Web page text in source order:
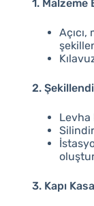
1. Malzeme
2.
Levha
3. Kapı